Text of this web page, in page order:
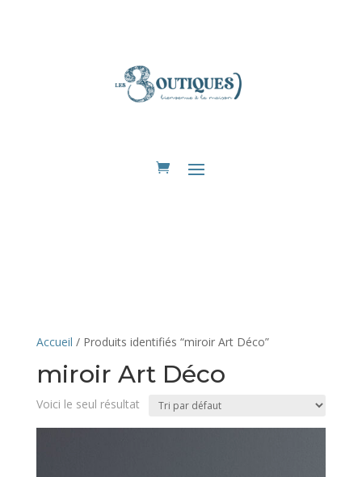
Accueil / Produits identifiés “miroir Art Déco”
miroir Art Déco
Voici le seul résultat